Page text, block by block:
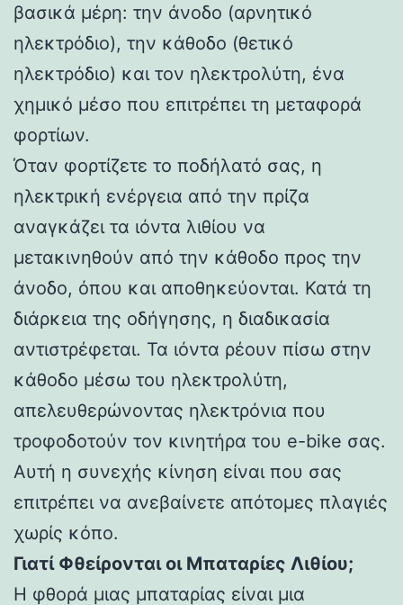
βασικά μέρη: την άνοδο (αρνητικό
ηλεκτρόδιο), την κάθοδο (θετικό
ηλεκτρόδιο) και τον ηλεκτρολύτη, ένα
χημικό μέσο που επιτρέπει τη μεταφορά
φορτίων.
Όταν φορτίζετε το ποδήλατό σας, η
ηλεκτρική ενέργεια από την πρίζα
αναγκάζει τα ιόντα λιθίου να
μετακινηθούν από την κάθοδο προς την
άνοδο, όπου και αποθηκεύονται. Κατά τη
διάρκεια της οδήγησης, η διαδικασία
αντιστρέφεται. Τα ιόντα ρέουν πίσω στην
κάθοδο μέσω του ηλεκτρολύτη,
απελευθερώνοντας ηλεκτρόνια που
τροφοδοτούν τον κινητήρα του e-bike σας.
Αυτή η συνεχής κίνηση είναι που σας
επιτρέπει να ανεβαίνετε απότομες πλαγιές
χωρίς κόπο.
Γιατί Φθείρονται οι Μπαταρίες Λιθίου;
Η φθορά μιας μπαταρίας είναι μια